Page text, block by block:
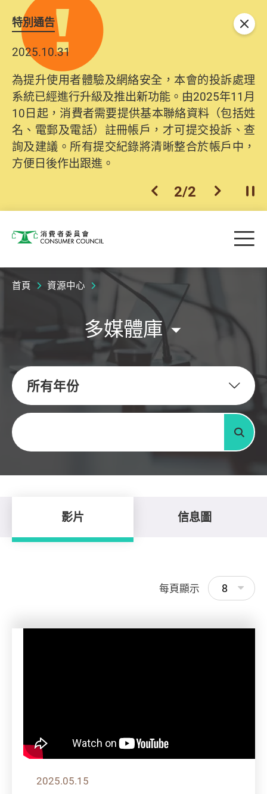
特別通告
2025.10.31
為提升使用者體驗及網絡安全，本會的投訴處理
系統已經進行升級及推出新功能。由2025年11月
10日起，消費者需要提供基本聯絡資料（包括姓
名、電郵及電話）註冊帳戶，才可提交投訴、查
詢及建議。所有提交紀錄將清晰整合於帳戶中，
方便日後作出跟進。
上一個
2/2 下一個開
關閉
消費者委員會 目
首頁 資源中心
多媒體庫
所有年份
關鍵字
搜尋
影片 信息圖
每頁顯示 8
2025.05.15